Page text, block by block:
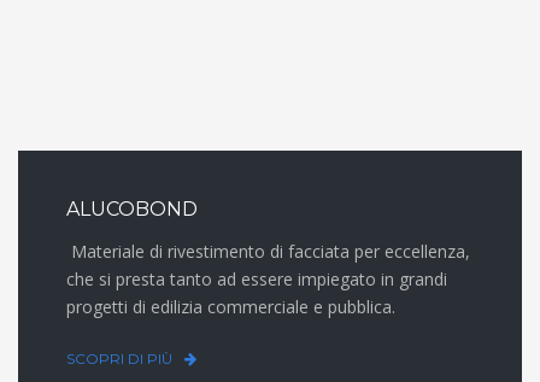
ALUCOBOND
Materiale di rivestimento di facciata per eccellenza,
che si presta tanto ad essere impiegato in grandi
progetti di edilizia commerciale e pubblica.
SCOPRI DI PIÙ